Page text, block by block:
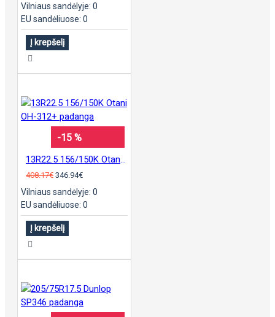
Vilniaus sandėlyje: 0
EU sandėliuose: 0
Į krepšelį
-15 %
408.17€ 346.94€
Vilniaus sandėlyje: 0
EU sandėliuose: 0
Į krepšelį